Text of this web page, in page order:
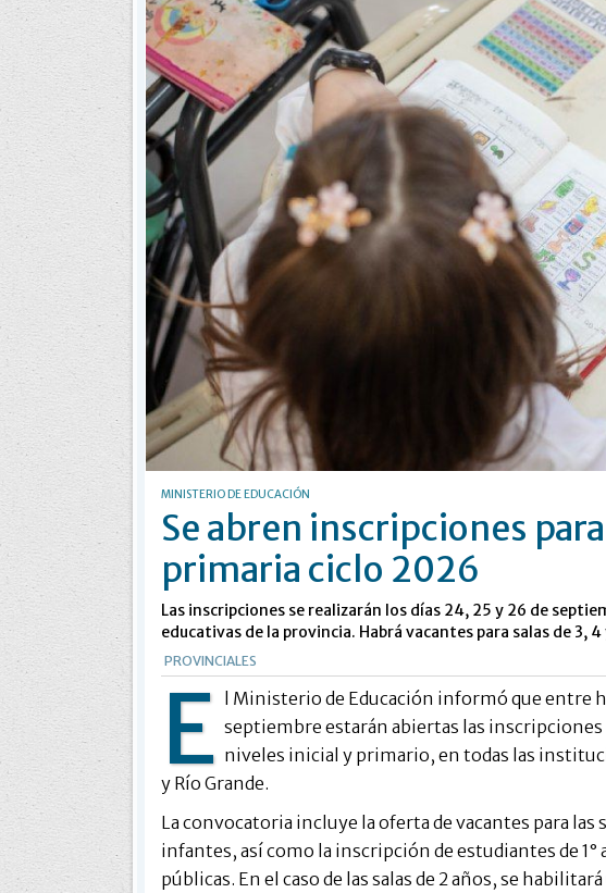
MINISTERIO DE EDUCACIÓN
Se abren inscripciones
primaria ciclo 2026
Las inscripciones se realizarán los días 24, 25 y 26 de
educativas de la provincia. Habrá vacantes para salas de 3,
PROVINCIALES
E
l Ministerio de Educación informó que entre
septiembre estarán abiertas las inscripciones
niveles inicial y primario, en todas las
y Río Grande.
La convocatoria incluye la oferta de vacantes para las
infantes, así como la inscripción de estudiantes de 1°
públicas. En el caso de las salas de 2 años, se